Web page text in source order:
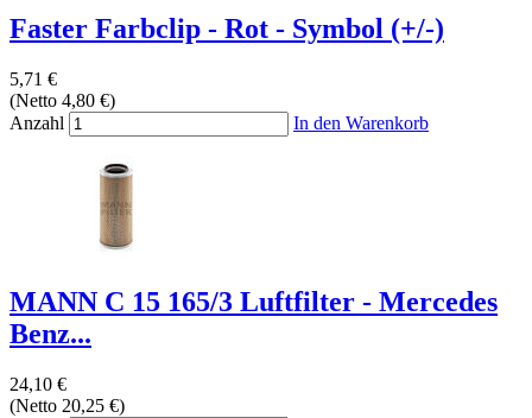
Faster Farbclip - Rot - Symbol (+/-)
5,71 €
(Netto 4,80 €)
Anzahl
In den Warenkorb
MANN C 15 165/3 Luftfilter - Mercedes
Benz...
24,10 €
(Netto 20,25 €)